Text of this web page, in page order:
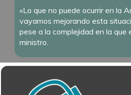
«Lo que no puede ocurrir en la
vayamos mejorando esta
pese a la complejidad en la que
ministro.